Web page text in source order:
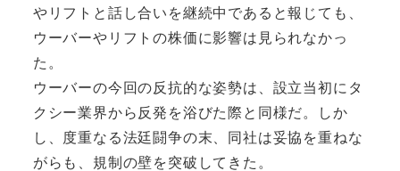
やリフトと話し合いを継続中であると報じても、
ウーバーやリフトの株価に影響は見られなかっ
た。
ウーバーの今回の反抗的な姿勢は、設立当初にタ
クシー業界から反発を浴びた際と同様だ。しか
し、度重なる法廷闘争の末、同社は妥協を重ねな
がらも、規制の壁を突破してきた。